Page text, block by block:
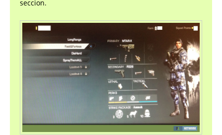
seccion.